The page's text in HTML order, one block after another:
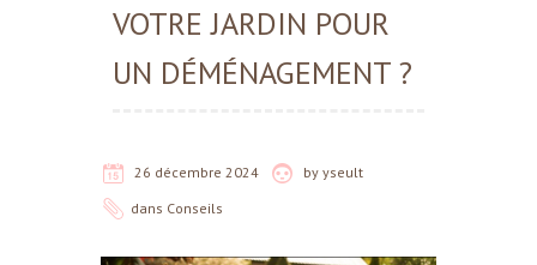
VOTRE JARDIN POUR
UN DÉMÉNAGEMENT ?
26 décembre 2024 by yseult
dans Conseils